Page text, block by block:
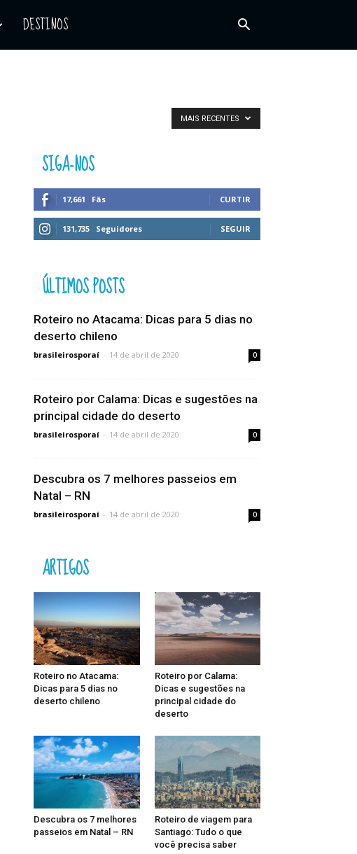
DESTINOS
MAIS RECENTES
SIGA-NOS
17,661 Fãs CURTIR
131,735 Seguidores SEGUIR
ÚLTIMOS POSTS
Roteiro no Atacama: Dicas para 5 dias no
deserto chileno
brasileirosporaí - 14 de abril de 2020 0
Roteiro por Calama: Dicas e sugestões na
principal cidade do deserto
brasileirosporaí - 14 de abril de 2020 0
Descubra os 7 melhores passeios em
Natal – RN
brasileirosporaí - 14 de abril de 2020 0
ARTIGOS
Roteiro no Atacama:
Dicas para 5 dias no
deserto chileno
Roteiro por Calama:
Dicas e sugestões na
principal cidade do
deserto
Descubra os 7 melhores
passeios em Natal – RN
Roteiro de viagem para
Santiago: Tudo o que
você precisa saber